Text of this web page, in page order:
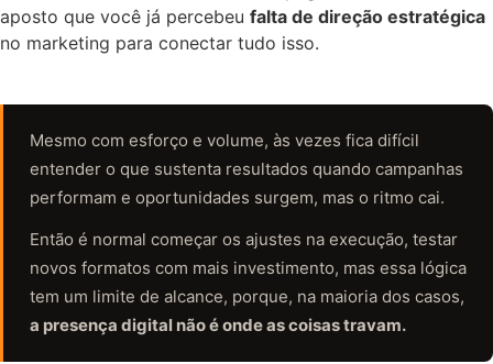
aposto que você já percebeu falta de direção estratégica
no marketing para conectar tudo isso.
Mesmo com esforço e volume, às vezes fica difícil
entender o que sustenta resultados quando campanhas
performam e oportunidades surgem, mas o ritmo cai.
Então é normal começar os ajustes na execução, testar
novos formatos com mais investimento, mas essa lógica
tem um limite de alcance, porque, na maioria dos casos,
a presença digital não é onde as coisas travam.